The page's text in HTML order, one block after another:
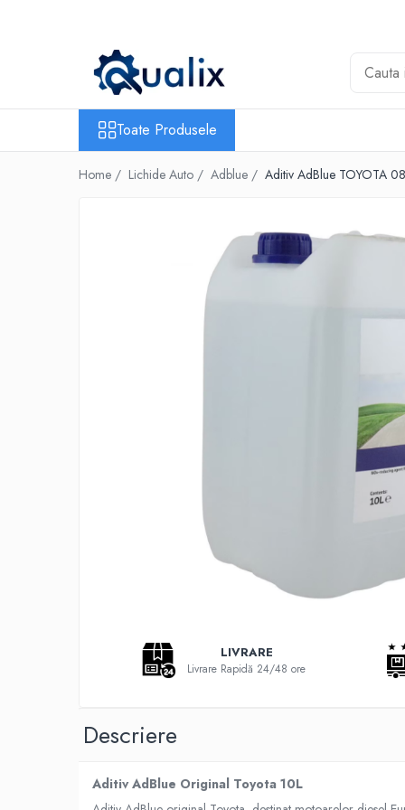
Toate Produsele
Antigel
Solutii Parbriz
Compresoare portabile
Truse de Scule
Restaurare Faruri
Toate Produsele
Home / Lichide Auto / Adblue / Aditiv AdBlue TOYOTA
LIVRARE
Livrare Rapidă 24/48 ore
Descriere
Aditiv AdBlue Original Toyota 10L